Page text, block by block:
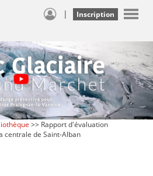
| Inscription
>> Rapport d'évaluation
centrale de Saint-Alban